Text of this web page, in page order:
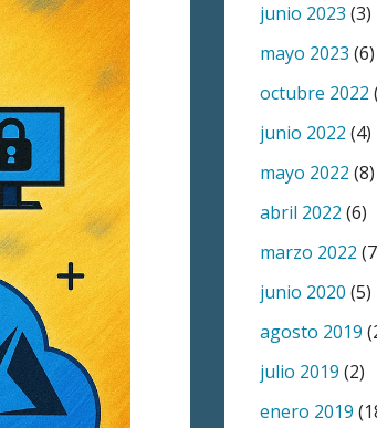
junio 2023 (3)
mayo 2023 (6)
octubre 2022
junio 2022 (4)
mayo 2022 (8)
abril 2022 (6)
marzo 2022
junio 2020 (5)
agosto 2019
julio 2019 (2)
enero 2019